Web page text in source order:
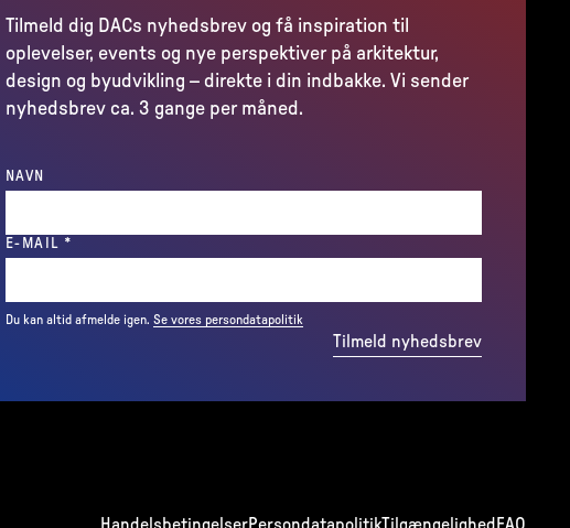
Tilmeld dig DACs nyhedsbrev og få inspiration til
oplevelser, events og nye perspektiver på arkitektur,
design og byudvikling – direkte i din indbakke. Vi sender
nyhedsbrev ca. 3 gange per måned.
NAVN
E-MAIL *
Du kan altid afmelde igen. Se vores persondatapolitik
Tilmeld nyhedsbrev